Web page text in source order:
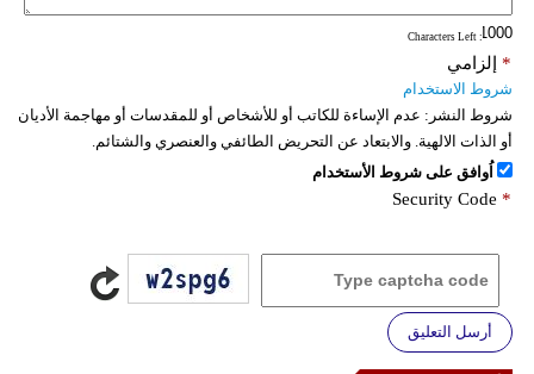
: Characters Left
إلزامي *
شروط الاستخدام
شروط النشر: عدم الإساءة للكاتب أو للأشخاص أو للمقدسات أو مهاجمة الأديان
أو الذات الالهية. والابتعاد عن التحريض الطائفي والعنصري والشتائم.
اُوافق على شروط الأستخدام
Security Code *
أرسل التعليق